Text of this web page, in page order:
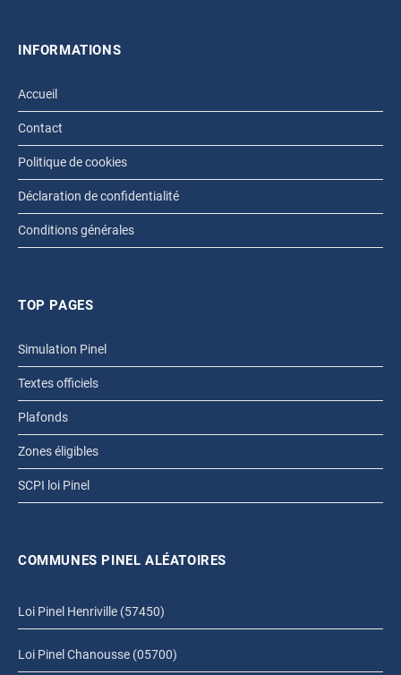
INFORMATIONS
Accueil
Contact
Politique de cookies
Déclaration de confidentialité
Conditions générales
TOP PAGES
Simulation Pinel
Textes officiels
Plafonds
Zones éligibles
SCPI loi Pinel
COMMUNES PINEL ALÉATOIRES
Loi Pinel Henriville (57450)
Loi Pinel Chanousse (05700)